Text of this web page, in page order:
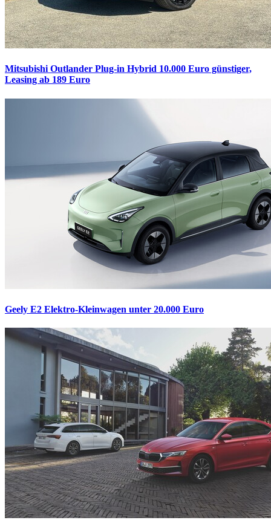
Mitsubishi Outlander Plug-in Hybrid 10.000 Euro günstiger,
Leasing ab 189 Euro
Geely E2 Elektro-Kleinwagen unter 20.000 Euro